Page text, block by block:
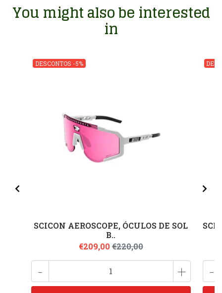
You might also be interested
in
DESCONTOS -5%
SCICON AEROSCOPE, ÓCULOS DE SOL
B..
€209,00 €220,00
- + -